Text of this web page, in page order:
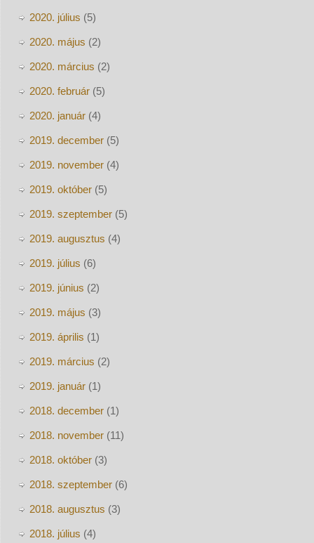
2020. július (5)
2020. május (2)
2020. március (2)
2020. február(5)
2020. január(4)
2019. december(5)
2019. november(4)
2019. október(5)
2019. szeptember(5)
2019. augusztus (4)
2019. július (6)
2019. június (2)
2019. május (3)
2019. április (1)
2019. március (2)
2019. január(1)
2018. december(1)
2018. november(11)
2018. október(3)
2018. szeptember(6)
2018. augusztus (3)
2018. július (4)